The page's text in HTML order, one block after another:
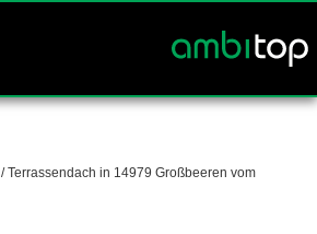
/ Terrassendach in 14979 Großbeeren vom